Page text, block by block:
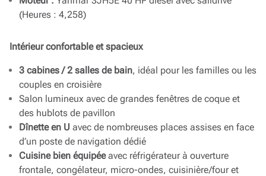
(Heures : 4,258)
Intérieur confortable et spacieux
3 cabines / 2 salles de bain, idéal pour les familles ou les
couples en croisière
Salon lumineux avec de grandes fenêtres de coque et
des hublots de pavillon
Dînette en U avec de nombreuses places assises en face
d’un poste de navigation dédié
Cuisine bien équipéeavec réfrigérateur à ouverture
frontale, congélateur, micro-ondes, cuisinière/four et